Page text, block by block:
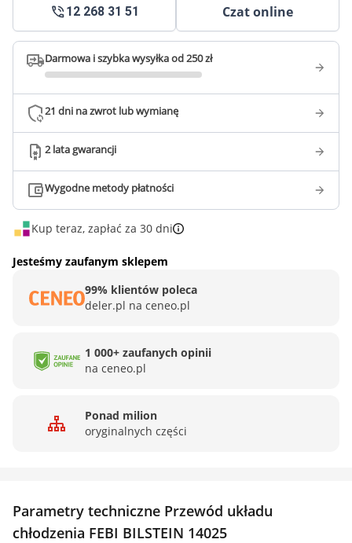
12 268 31 51 Czat online
Darmowa i szybka wysyłka od 250 zł
21 dni na zwrot lub wymianę
2 lata gwarancji
Wygodne metody płatności
Kup teraz, zapłać za 30 dni
Jesteśmy zaufanym sklepem
99% klientów poleca
deler.pl na ceneo.pl
1 000+ zaufanych opinii
na ceneo.pl
Ponad milion
oryginalnych części
Parametry techniczne Przewód układu
chłodzenia FEBI BILSTEIN 14025